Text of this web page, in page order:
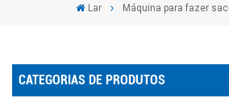
Lar Máquina para fazer
CATEGORIAS DE PRODUTOS